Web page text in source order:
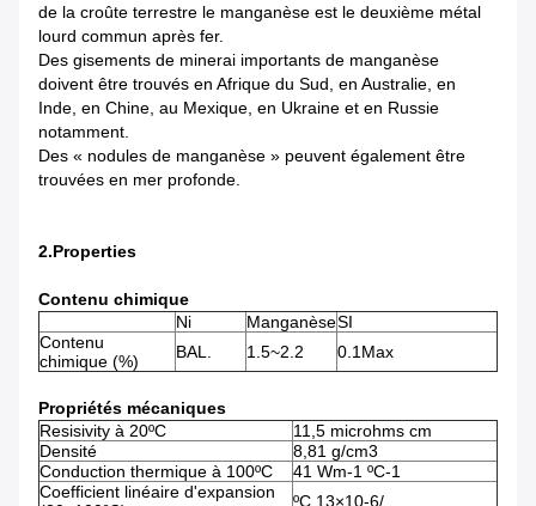
de la croûte terrestre le manganèse est le deuxième métal
lourd commun après fer.
Des gisements de minerai importants de manganèse
doivent être trouvés en Afrique du Sud, en Australie, en
Inde, en Chine, au Mexique, en Ukraine et en Russie
notamment.
Des « nodules de manganèse » peuvent également être
trouvées en mer profonde.
2.Properties
Contenu chimique
Ni
ManganèseSI
Contenu
chimique (%)
BAL. 1.5~2.2 0.1Max
Propriétés mécaniques
Resisivity à 20ºC
11,5 microhms cm
Densité
8,81 g/cm3
Conduction thermique à 100ºC
41 Wm-1 ºC-1
Coefficient linéaire d'expansion
ºC 13×10-6/